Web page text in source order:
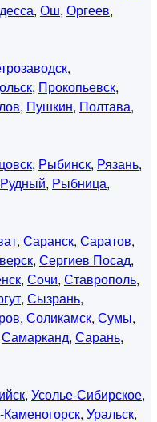
, Ош, Оргеев,
,
, Прокопьевск,
, Пушкин, Полтава,
, Рыбинск, Рязань,
Рудный, Рыбница,
, Саранск, Саратов,
, Сергиев Посад,
, Сочи, Ставрополь,
, Сызрань,
, Соликамск, Сумы,
Самарканд, Сарань,
, Усолье-Сибирское,
Каменогорск, Уральск,